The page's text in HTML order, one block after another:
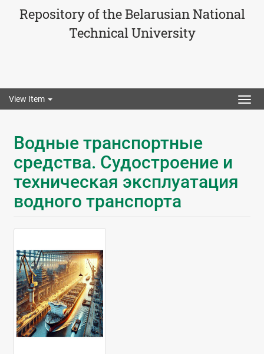
Repository of the Belarusian National
Technical University
View Item
Водные транспортные
средства. Судостроение и
техническая эксплуатация
водного транспорта